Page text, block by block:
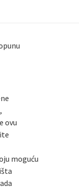
ovu
moguću